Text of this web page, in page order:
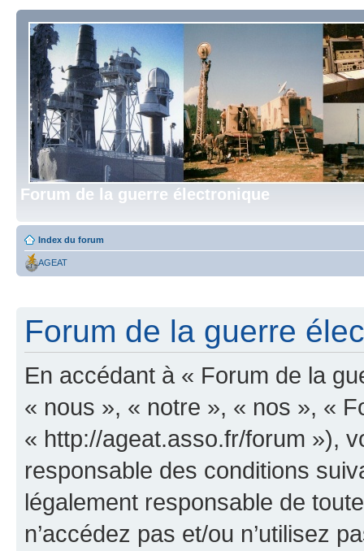
Forum de la guerre électronique
Index du forum
AGEAT
Forum de la guerre
En accédant à « Forum de la
« nous », « notre », « nos », «
« http://ageat.asso.fr/forum »),
responsable des conditions
légalement responsable de
n’accédez pas et/ou n’utilisez